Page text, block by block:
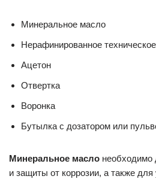
Минеральное масло
Нерафинированное
Ацетон
Отвертка
Воронка
Бутылка с дозатором или
Минеральное масло необходимо
и защиты от коррозии, а также